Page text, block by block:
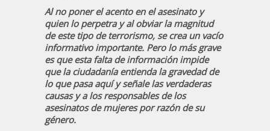
Al no poner el acento en el asesinato y
quien lo perpetra y al obviar la magnitud
de este tipo de terrorismo, se crea un vacío
informativo importante. Pero lo más grave
es que esta falta de información impide
que la ciudadanía entienda la gravedad de
lo que pasa aquí y señale las verdaderas
causas y a los responsables de los
asesinatos de mujeres por razón de su
género.